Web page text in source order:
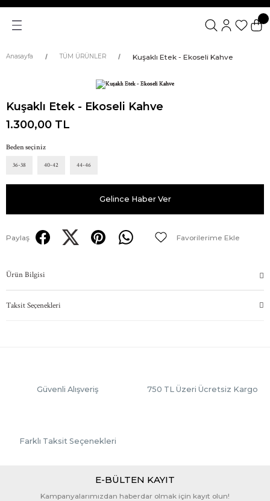
Anasayfa TÜM ÜRÜNLER Kuşaklı Etek - Ekoseli Kahve
Kuşaklı Etek - Ekoseli Kahve
1.300,00 TL
Beden seçiniz
36-38 40-42 44-46
Gelince Haber Ver
Paylaş
Ürün Bilgisi
Taksit Seçenekleri
Güvenli Alışveriş 750 TL Üzeri Ücretsiz Kargo
Farklı Taksit Seçenekleri
E-BÜLTEN KAYIT
Kampanyalarımızdan haberdar olmak için kayıt olun!